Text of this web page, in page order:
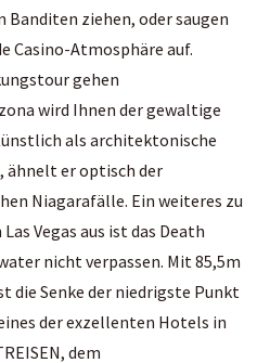
ziehen, oder saugen
Casino-Atmosphäre auf.
gehen
wird Ihnen der gewaltige
als architektonische
ähnelt er optisch der
Niagarafälle. Ein weiteres zu
Vegas aus ist das Death
nicht verpassen. Mit 85,5m
die Senke der niedrigste Punkt
der exzellenten Hotels in
dem